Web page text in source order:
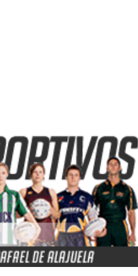
que podemos enfrentarnos